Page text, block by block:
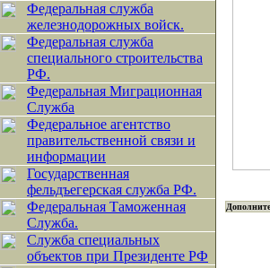
Федеральная служба
железнодорожных войск.
Федеральная служба
специального строительства
РФ.
Федеральная Миграционная
Служба
Федеральное агентство
правительственной связи и
информации
Государственная
фельдъегерская служба РФ.
Федеральная Таможенная
Служба.
Служба специальных
объектов при Президенте РФ